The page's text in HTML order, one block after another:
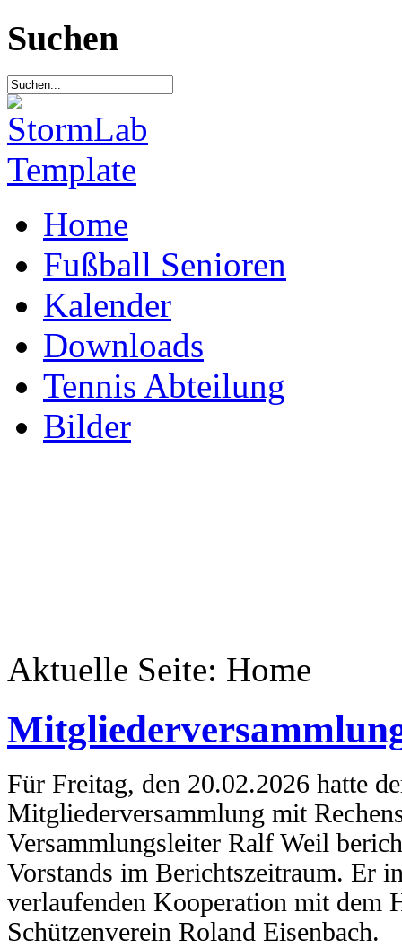
Suchen
Home
Fußball Senioren
Kalender
Downloads
Tennis Abteilung
Bilder
Aktuelle Seite: Home
Für Freitag, den 20.02.2026 hatte
Mitgliederversammlung mit
Versammlungsleiter Ralf Weil
Vorstands im Berichtszeitraum. Er
verlaufenden Kooperation mit dem
Schützenverein Roland Eisenbach.